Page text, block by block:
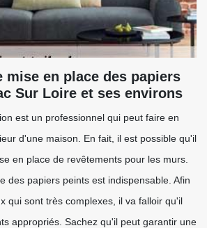
mise en place des papiers
Sur Loire et ses environs
est un professionnel qui peut faire en
d'une maison. En fait, il est possible qu'il
en place de revêtements pour les murs.
des papiers peints est indispensable. Afin
qui sont très complexes, il va falloir qu'il
appropriés. Sachez qu'il peut garantir une